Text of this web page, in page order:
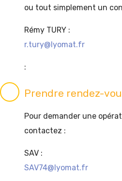
ou tout simplement un
Rémy TURY :
r.tury@lyomat.fr
:
Prendre rendez-
Pour demander une
contactez :
SAV :
SAV74@lyomat.fr